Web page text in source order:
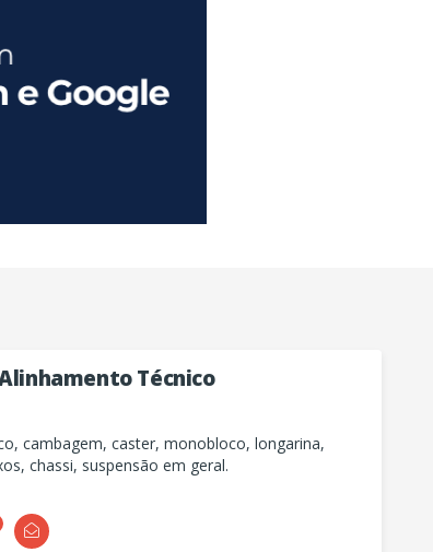
Técnico
cambagem, caster, monobloco, longarina,
chassi, suspensão em geral.